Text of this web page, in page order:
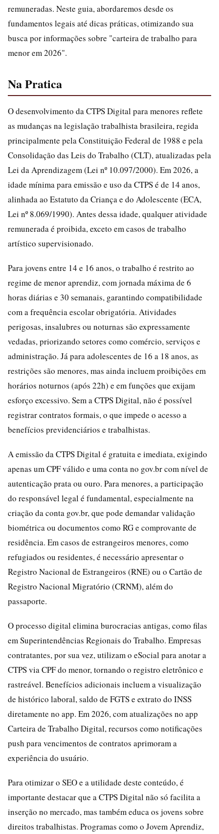
remuneradas. Neste guia, abordaremos desde os
fundamentos legais até dicas práticas, otimizando sua
busca por informações sobre "carteira de trabalho para
menor em 2026".
Na Pratica
O desenvolvimento da CTPS Digital para menores reflete
as mudanças na legislação trabalhista brasileira, regida
principalmente pela Constituição Federal de 1988 e pela
Consolidação das Leis do Trabalho (CLT), atualizadas pela
Lei da Aprendizagem (Lei nº 10.097/2000). Em 2026, a
idade mínima para emissão e uso da CTPS é de 14 anos,
alinhada ao Estatuto da Criança e do Adolescente (ECA,
Lei nº 8.069/1990). Antes dessa idade, qualquer atividade
remunerada é proibida, exceto em casos de trabalho
artístico supervisionado.
Para jovens entre 14 e 16 anos, o trabalho é restrito ao
regime de menor aprendiz, com jornada máxima de 6
horas diárias e 30 semanais, garantindo compatibilidade
com a frequência escolar obrigatória. Atividades
perigosas, insalubres ou noturnas são expressamente
vedadas, priorizando setores como comércio, serviços e
administração. Já para adolescentes de 16 a 18 anos, as
restrições são menores, mas ainda incluem proibições em
horários noturnos (após 22h) e em funções que exijam
esforço excessivo. Sem a CTPS Digital, não é possível
registrar contratos formais, o que impede o acesso a
benefícios previdenciários e trabalhistas.
A emissão da CTPS Digital é gratuita e imediata, exigindo
apenas um CPF válido e uma conta no gov.br com nível de
autenticação prata ou ouro. Para menores, a participação
do responsável legal é fundamental, especialmente na
criação da conta gov.br, que pode demandar validação
biométrica ou documentos como RG e comprovante de
residência. Em casos de estrangeiros menores, como
refugiados ou residentes, é necessário apresentar o
Registro Nacional de Estrangeiros (RNE) ou o Cartão de
Registro Nacional Migratório (CRNM), além do
passaporte.
O processo digital elimina burocracias antigas, como filas
em Superintendências Regionais do Trabalho. Empresas
contratantes, por sua vez, utilizam o eSocial para anotar a
CTPS via CPF do menor, tornando o registro eletrônico e
rastreável. Benefícios adicionais incluem a visualização
de histórico laboral, saldo de FGTS e extrato do INSS
diretamente no app. Em 2026, com atualizações no app
Carteira de Trabalho Digital, recursos como notificações
push para vencimentos de contratos aprimoram a
experiência do usuário.
Para otimizar o SEO e a utilidade deste conteúdo, é
importante destacar que a CTPS Digital não só facilita a
inserção no mercado, mas também educa os jovens sobre
direitos trabalhistas. Programas como o Jovem Aprendiz,